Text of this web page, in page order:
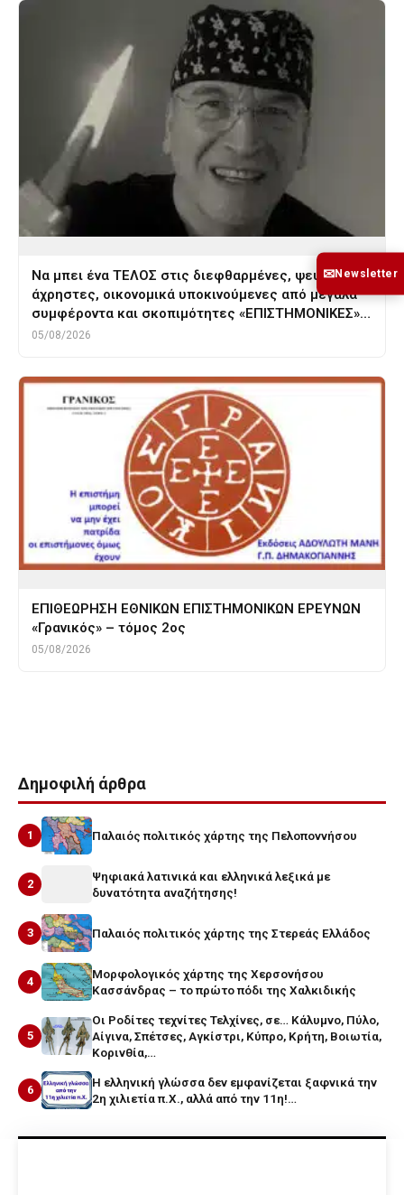
Να μπει ένα ΤΕΛΟΣ στις διεφθαρμένες, ψευδείς,
άχρηστες, οικονομικά υποκινούμενες από μεγάλα
συμφέροντα και σκοπιμότητες «ΕΠΙΣΤΗΜΟΝΙΚΕΣ»…
05/08/2026
ΕΠΙΘΕΩΡΗΣΗ ΕΘΝΙΚΩΝ ΕΠΙΣΤΗΜΟΝΙΚΩΝ ΕΡΕΥΝΩΝ
«Γρανικός» – τόμος 2ος
05/08/2026
Δημοφιλή άρθρα
1 Παλαιός πολιτικός χάρτης της Πελοποννήσου
2
Ψηφιακά λατινικά και ελληνικά λεξικά με
δυνατότητα αναζήτησης!
3 Παλαιός πολιτικός χάρτης της Στερεάς Ελλάδος
4
Μορφολογικός χάρτης της Χερσονήσου
Κασσάνδρας – το πρώτο πόδι της Χαλκιδικής
5
Οι Ροδίτες τεχνίτες Τελχίνες, σε… Κάλυμνο, Πύλο,
Αίγινα, Σπέτσες, Αγκίστρι, Κύπρο, Κρήτη, Βοιωτία,
Κορινθία,…
6
Η ελληνική γλώσσα δεν εμφανίζεται ξαφνικά την
2η χιλιετία π.Χ., αλλά από την 11η!…
✉Newsletter